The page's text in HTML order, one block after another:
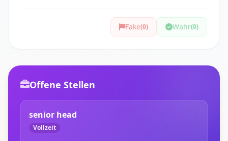
Fake(0) Wahr(0)
Offene Stellen
senior head
Vollzeit